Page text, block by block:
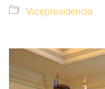
Vicepresidencia